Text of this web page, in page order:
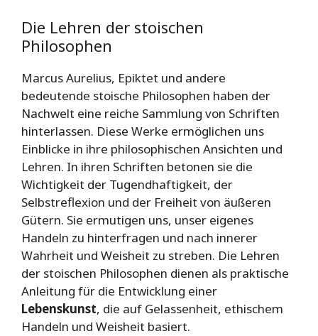
Die Lehren der stoischen
Philosophen
Marcus Aurelius, Epiktet und andere
bedeutende stoische Philosophen haben der
Nachwelt eine reiche Sammlung von Schriften
hinterlassen. Diese Werke ermöglichen uns
Einblicke in ihre philosophischen Ansichten und
Lehren. In ihren Schriften betonen sie die
Wichtigkeit der Tugendhaftigkeit, der
Selbstreflexion und der Freiheit von äußeren
Gütern. Sie ermutigen uns, unser eigenes
Handeln zu hinterfragen und nach innerer
Wahrheit und Weisheit zu streben. Die Lehren
der stoischen Philosophen dienen als praktische
Anleitung für die Entwicklung einer
Lebenskunst, die auf Gelassenheit, ethischem
Handeln und Weisheit basiert.